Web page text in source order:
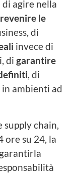
agire nella
le
di
invece di
di garantire
, di
in ambienti ad
supply chain,
ore su 24, la